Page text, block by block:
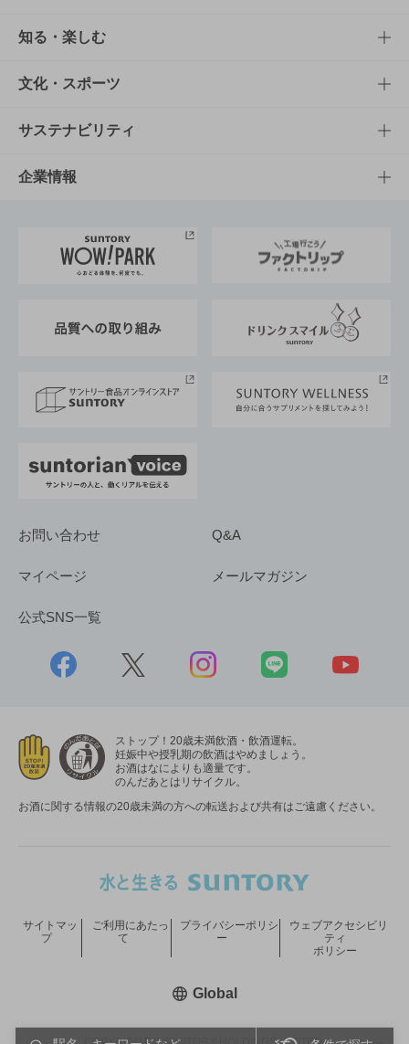
商品TOP
商品一覧
商品発売情報
栄養成分一覧
知る・楽しむ
知る・楽しむTOP
キャンペーン
工場見学
地域情報
文化・スポーツ
文化・スポーツTOP
サントリーホール
サントリーサンバーズ大阪
サステナビリティ
サステナビリティTOP
サントリーが考えるサステナビリティ経営
企業情報
企業概要
採用情報
お問い合わせ Q&A
マイページ メールマガジン
公式SNS一覧
ストップ！20歳未満飲酒・飲酒運転。
妊娠中や授乳期の飲酒はやめましょう。
お酒はなによりも適量です。
のんだあとはリサイクル。
お酒に関する情報の20歳未満の方への転送および共有はご遠慮ください。
サイトマッ
プ
ご利用にあたっ
て
プライバシーポリシ
ー
ウェブアクセシビリ
ティ
ポリシー
Global新しいウィンドウで開く